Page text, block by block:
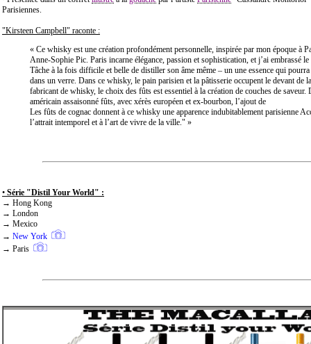
Parisiennes.
"Kirsteen Campbell" raconte :
« Ce whisky est une création profondément personnelle, inspirée par mon époque à
Anne-Sophie Pic. Paris incarne élégance, passion et sophistication, et j’ai embrassé le
Tâche à la fois difficile et belle de distiller son âme même – un une essence qui
dans un verre. Dans ce whisky, le pain parisien et la pâtisserie occupent le devant de
fabricant de whisky, le choix des fûts est essentiel à la création de couches de
américain assaisonné fûts, avec xérès européen et ex-bourbon, l’ajout de
Les fûts de cognac donnent à ce whisky une apparence indubitablement parisienne
l’attrait intemporel et à l’art de vivre de la ville." »
• Série "Distil Your World" :
→ Hong Kong
→ London
→ Mexico
→ New York
→ Paris